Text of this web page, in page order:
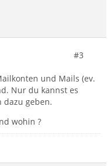
#3
und Mails (ev.
Nur du kannst es
geben.
wohin ?